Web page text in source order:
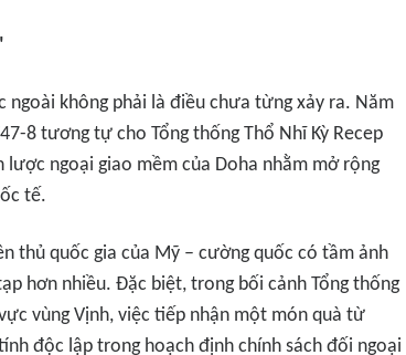
không phải là điều chưa từng xảy ra. Năm
8 tương tự cho Tổng thống Thổ Nhĩ Kỳ Recep
ngoại giao mềm của Doha nhằm mở rộng
tế.
thủ quốc gia của Mỹ – cường quốc có tầm ảnh
hơn nhiều. Đặc biệt, trong bối cảnh Tổng thống
vùng Vịnh, việc tiếp nhận một món quà từ
độc lập trong hoạch định chính sách đối ngoại